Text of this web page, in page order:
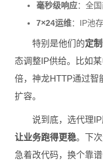
毫秒级响应：全
7×24运维：IP池
特别是他们的定
态调整IP供给。比如
倍，神龙HTTP通过智
扩容。
说到底，选代理
让业务跑得更稳。下
急着改代码，换个靠